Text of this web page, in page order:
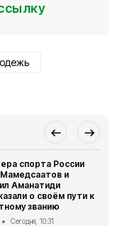
спорта России
Мамедсаатов и
Аманатиди
о своём пути к
званию
Сегодня, 10:31